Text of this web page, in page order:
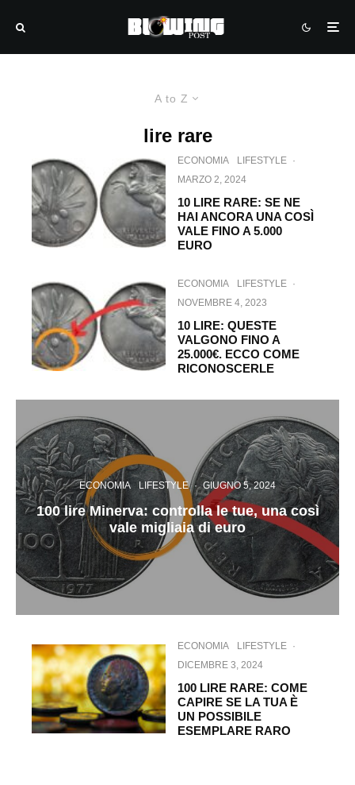
A to Z
lire rare
ECONOMIA LIFESTYLE ·
MARZO 2, 2024
10 LIRE RARE: SE NE
HAI ANCORA UNA COSÌ
VALE FINO A 5.000
EURO
ECONOMIA LIFESTYLE ·
NOVEMBRE 4, 2023
10 LIRE: QUESTE
VALGONO FINO A
25.000€. ECCO COME
RICONOSCERLE
ECONOMIA LIFESTYLE · GIUGNO 5, 2024
100 lire Minerva: controlla le tue, una così
vale migliaia di euro
ECONOMIA LIFESTYLE ·
DICEMBRE 3, 2024
100 LIRE RARE: COME
CAPIRE SE LA TUA È
UN POSSIBILE
ESEMPLARE RARO